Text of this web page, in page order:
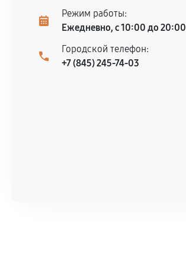
Режим работы:
Ежедневно, с 10:00 до 20:00
Городской телефон:
+7 (845) 245-74-03